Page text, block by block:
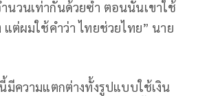
นวนเท่ากันด้วยซ้ำ ตอนนั้นเขาใช้
แต่ผมใช้คำว่า ไทยช่วยไทย” นาย
มีความแตกต่างทั้งรูปแบบใช้เงิน